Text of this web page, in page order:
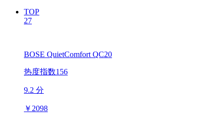
TOP
27
BOSE QuietComfort QC20
热度指数156
9.2 分
￥ 2098